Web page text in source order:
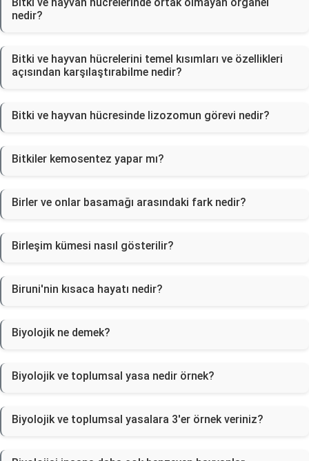
nedir?
Bitki ve hayvan hücrelerini temel kısımları ve özellikleri
açısından karşılaştırabilme nedir?
Bitki ve hayvan hücresinde lizozomun görevi nedir?
Bitkiler kemosentez yapar mı?
Birler ve onlar basamağı arasındaki fark nedir?
Birleşim kümesi nasıl gösterilir?
Biruni'nin kısaca hayatı nedir?
Biyolojik ne demek?
Biyolojik ve toplumsal yasa nedir örnek?
Biyolojik ve toplumsal yasalara 3'er örnek veriniz?